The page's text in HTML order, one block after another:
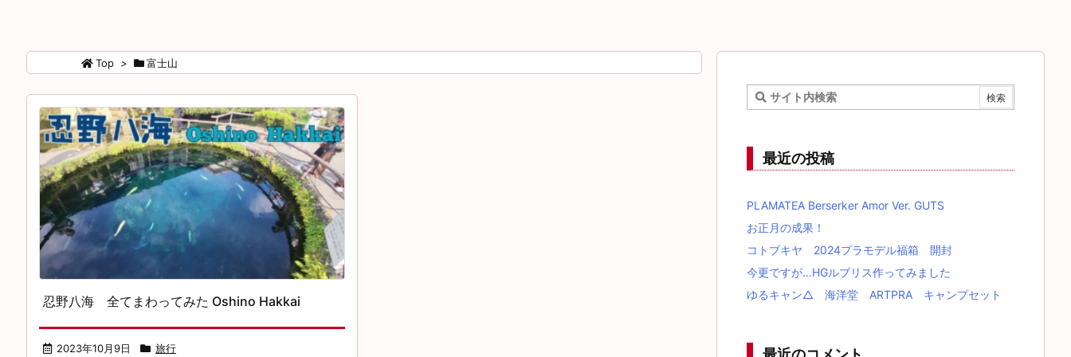
Top > 富士山
忍野八海 全てまわってみた Oshino Hakkai
2023年10月9日 旅行
最近の投稿
PLAMATEA Berserker Amor Ver. GUTS
お正月の成果！
コトブキヤ 2024プラモデル福箱 開封
今更ですが…HGルブリス作ってみました
ゆるキャン△ 海洋堂 ARTPRA キャンプセット